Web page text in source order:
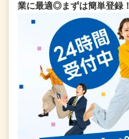
業に最適◎まずは簡単登録